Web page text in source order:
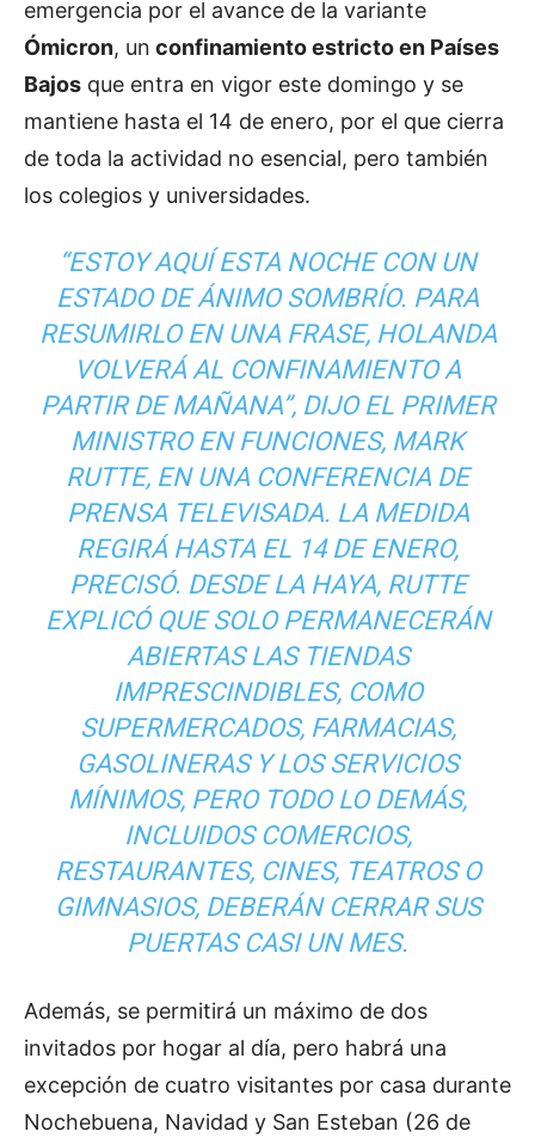
emergencia por el avance de la variante
Ómicron, un confinamiento estricto en Países
Bajos que entra en vigor este domingo y se
mantiene hasta el 14 de enero, por el que cierra
de toda la actividad no esencial, pero también
los colegios y universidades.
“ESTOY AQUÍ ESTA NOCHE CON UN
ESTADO DE ÁNIMO SOMBRÍO. PARA
RESUMIRLO EN UNA FRASE, HOLANDA
VOLVERÁ AL CONFINAMIENTO A
PARTIR DE MAÑANA”, DIJO EL PRIMER
MINISTRO EN FUNCIONES, MARK
RUTTE, EN UNA CONFERENCIA DE
PRENSA TELEVISADA. LA MEDIDA
REGIRÁ HASTA EL 14 DE ENERO,
PRECISÓ. DESDE LA HAYA, RUTTE
EXPLICÓ QUE SOLO PERMANECERÁN
ABIERTAS LAS TIENDAS
IMPRESCINDIBLES, COMO
SUPERMERCADOS, FARMACIAS,
GASOLINERAS Y LOS SERVICIOS
MÍNIMOS, PERO TODO LO DEMÁS,
INCLUIDOS COMERCIOS,
RESTAURANTES, CINES, TEATROS O
GIMNASIOS, DEBERÁN CERRAR SUS
PUERTAS CASI UN MES.
Además, se permitirá un máximo de dos
invitados por hogar al día, pero habrá una
excepción de cuatro visitantes por casa durante
Nochebuena, Navidad y San Esteban (26 de